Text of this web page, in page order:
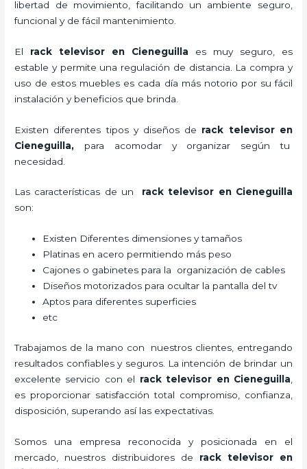
libertad de movimiento, facilitando un ambiente seguro,
funcional y de fácil mantenimiento.
El rack televisor en Cieneguilla es muy seguro, es
estable y permite una regulación de distancia. La compra y
uso de estos muebles es cada día más notorio por su fácil
instalación y beneficios que brinda.
Existen diferentes tipos y diseños de rack televisoren
Cieneguilla, para acomodar y organizar según tu
necesidad.
Las características de un rack televisor en Cieneguilla
son:
Existen Diferentes dimensiones y tamaños
Platinas en acero permitiendo más peso
Cajones o gabinetes para la organización de cables
Diseños motorizados para ocultar la pantalla del tv
Aptos para diferentes superficies
etc
Trabajamos de la mano con nuestros clientes, entregando
resultados confiables y seguros. La intención de brindar un
excelente servicio con el rack televisor en Cieneguilla
es proporcionar satisfacción total compromiso, confianza,
disposición, superando así las expectativas.
Somos una empresa reconocida y posicionada en el
mercado, nuestros distribuidores de rack televisoren